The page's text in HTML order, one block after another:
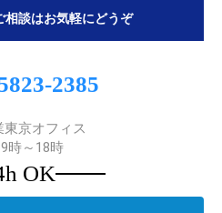
相談はお気軽にどうぞ
2385
東京オフィス
時～18時
OK